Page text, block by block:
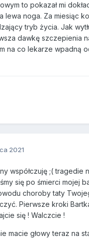
to pokazał mi
lewa noga. Za miesiąc
tryb życia. Jak
dawkę szczepienia
na co lekarze wpadną
2021
współczuję ;(
się po śmierci mojej
choroby taty
Pierwsze kroki
się ! Walczcie !
macie głowy teraz na